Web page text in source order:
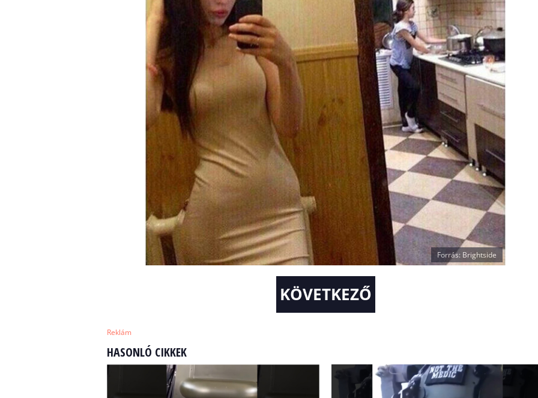
Forrás: Brightside
KÖVETKEZŐ
Reklám
HASONLÓ CIKKEK